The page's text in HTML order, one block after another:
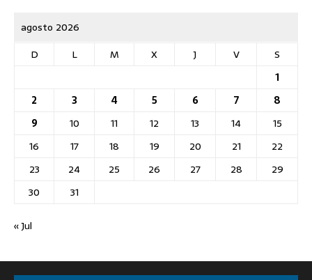
agosto 2026
D
L M X J V
S
1
2
3 4 5 6 7
8
9
10 11 12 13 14
15
16
17 18 19 20 21
22
23
24 25 26 27 28
29
30
31
« Jul